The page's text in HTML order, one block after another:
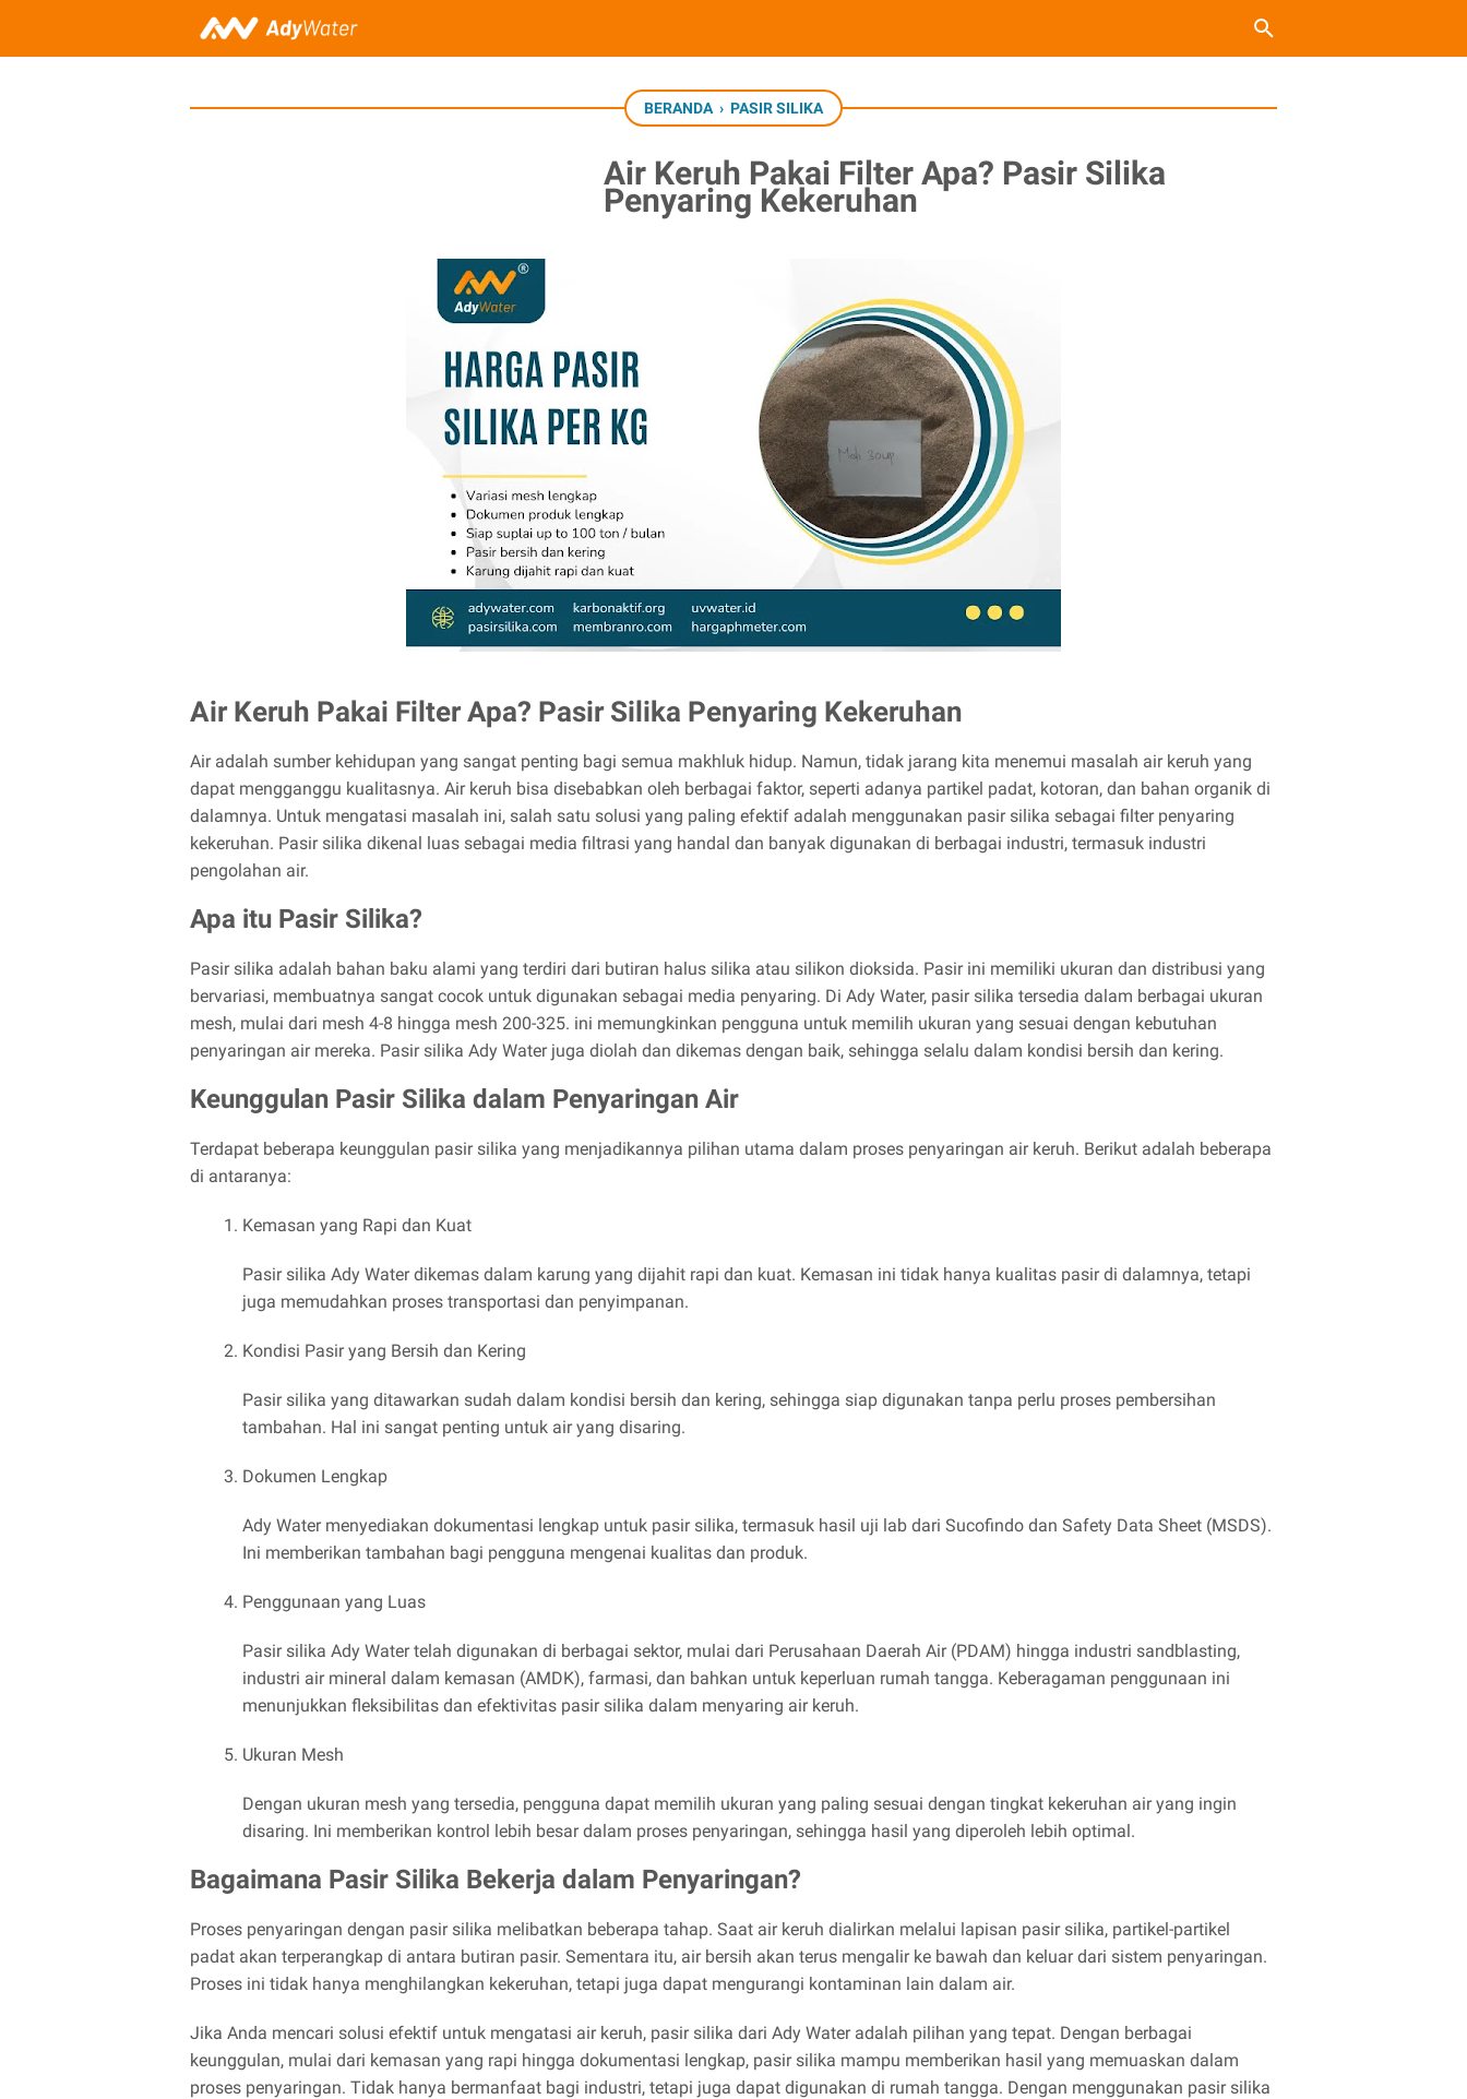
BERANDA › PASIR SILIKA
Air Keruh Pakai Filter Apa? Pasir Silika
Penyaring Kekeruhan
Air Keruh Pakai Filter Apa? Pasir Silika Penyaring Kekeruhan
Air adalah sumber kehidupan yang sangat penting bagi semua makhluk hidup. Namun, tidak jarang kita menemui masalah air keruh yang
dapat mengganggu kualitasnya. Air keruh bisa disebabkan oleh berbagai faktor, seperti adanya partikel padat, kotoran, dan bahan organik di
dalamnya. Untuk mengatasi masalah ini, salah satu solusi yang paling efektif adalah menggunakan pasir silika sebagai filter penyaring
kekeruhan. Pasir silika dikenal luas sebagai media filtrasi yang handal dan banyak digunakan di berbagai industri, termasuk industri
pengolahan air.
Apa itu Pasir Silika?
Pasir silika adalah bahan baku alami yang terdiri dari butiran halus silika atau silikon dioksida. Pasir ini memiliki ukuran dan distribusi yang
bervariasi, membuatnya sangat cocok untuk digunakan sebagai media penyaring. Di Ady Water, pasir silika tersedia dalam berbagai ukuran
mesh, mulai dari mesh 4-8 hingga mesh 200-325. ini memungkinkan pengguna untuk memilih ukuran yang sesuai dengan kebutuhan
penyaringan air mereka. Pasir silika Ady Water juga diolah dan dikemas dengan baik, sehingga selalu dalam kondisi bersih dan kering.
Keunggulan Pasir Silika dalam Penyaringan Air
Terdapat beberapa keunggulan pasir silika yang menjadikannya pilihan utama dalam proses penyaringan air keruh. Berikut adalah beberapa
di antaranya:
Kemasan yang Rapi dan Kuat
Pasir silika Ady Water dikemas dalam karung yang dijahit rapi dan kuat. Kemasan ini tidak hanya kualitas pasir di dalamnya, tetapi
juga memudahkan proses transportasi dan penyimpanan.
Kondisi Pasir yang Bersih dan Kering
Pasir silika yang ditawarkan sudah dalam kondisi bersih dan kering, sehingga siap digunakan tanpa perlu proses pembersihan
tambahan. Hal ini sangat penting untuk air yang disaring.
Dokumen Lengkap
Ady Water menyediakan dokumentasi lengkap untuk pasir silika, termasuk hasil uji lab dari Sucofindo dan Safety Data Sheet (MSDS).
Ini memberikan tambahan bagi pengguna mengenai kualitas dan produk.
Penggunaan yang Luas
Pasir silika Ady Water telah digunakan di berbagai sektor, mulai dari Perusahaan Daerah Air (PDAM) hingga industri sandblasting,
industri air mineral dalam kemasan (AMDK), farmasi, dan bahkan untuk keperluan rumah tangga. Keberagaman penggunaan ini
menunjukkan fleksibilitas dan efektivitas pasir silika dalam menyaring air keruh.
Ukuran Mesh
Dengan ukuran mesh yang tersedia, pengguna dapat memilih ukuran yang paling sesuai dengan tingkat kekeruhan air yang ingin
disaring. Ini memberikan kontrol lebih besar dalam proses penyaringan, sehingga hasil yang diperoleh lebih optimal.
Bagaimana Pasir Silika Bekerja dalam Penyaringan?
Proses penyaringan dengan pasir silika melibatkan beberapa tahap. Saat air keruh dialirkan melalui lapisan pasir silika, partikel-partikel
padat akan terperangkap di antara butiran pasir. Sementara itu, air bersih akan terus mengalir ke bawah dan keluar dari sistem penyaringan.
Proses ini tidak hanya menghilangkan kekeruhan, tetapi juga dapat mengurangi kontaminan lain dalam air.
Jika Anda mencari solusi efektif untuk mengatasi air keruh, pasir silika dari Ady Water adalah pilihan yang tepat. Dengan berbagai
keunggulan, mulai dari kemasan yang rapi hingga dokumentasi lengkap, pasir silika mampu memberikan hasil yang memuaskan dalam
proses penyaringan. Tidak hanya bermanfaat bagi industri, tetapi juga dapat digunakan di rumah tangga. Dengan menggunakan pasir silika